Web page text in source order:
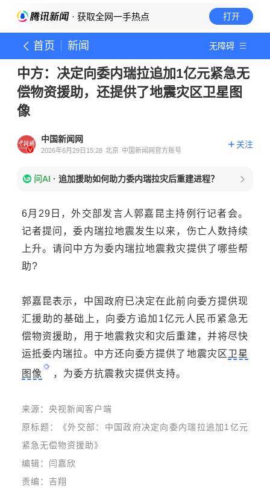
· 获取全网一手热点 打开
首页 新闻 无障碍
中方：决定向委内瑞拉追加1亿元紧急无
偿物资援助，还提供了地震灾区卫星图
像
中国新闻网
2026年6月29日15:28 北京 中国新闻网官方账号
关注
问AI · 追加援助如何助力委内瑞拉灾后重建进程？
6月29日，外交部发言人郭嘉昆主持例行记者会。
记者提问，委内瑞拉地震发生以来，伤亡人数持续
上升。请问中方为委内瑞拉地震救灾提供了哪些帮
助?
郭嘉昆表示，中国政府已决定在此前向委方提供现
汇援助的基础上，向委方追加1亿元人民币紧急无
偿物资援助，用于地震救灾和灾后重建，并将尽快
运抵委内瑞拉。中方还向委方提供了地震灾区卫星
图像
，为委方抗震救灾提供支持。
来源：央视新闻客户端
原标题：《外交部：中国政府决定向委内瑞拉追加1亿元
紧急无偿物资援助》
编辑：闫嘉欣
责编：吉翔